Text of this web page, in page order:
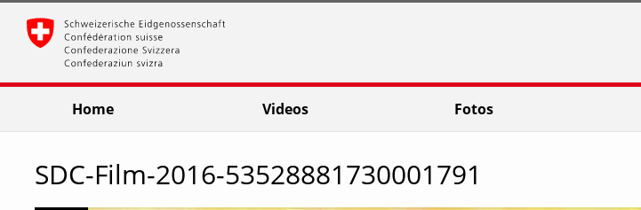
Home Videos Fotos
SDC-Film-2016-53528881730001791